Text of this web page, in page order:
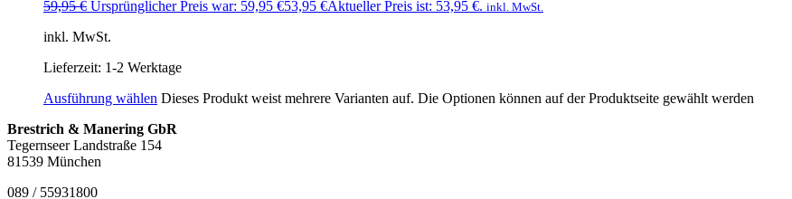
59,95€ Ursprünglicher Preis war: 59,95 €53,95 €Aktueller Preis ist: 53,95 €. inkl. MwSt.
inkl. MwSt.
Lieferzeit: 1-2 Werktage
Ausführung wählen Dieses Produkt weist mehrere Varianten auf. Die Optionen können auf der Produktseite gewählt werden
Brestrich & Manering GbR
Tegernseer Landstraße 154
81539 München
089 / 55931800